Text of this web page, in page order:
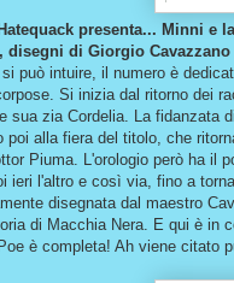
presenta... Minni e
disegni di Giorgio Cavazzano
può intuire, il numero è
Si inizia dal ritorno dei
sua zia Cordelia. La fidanzata
poi alla fiera del titolo, che
Piuma. L'orologio però ha il
ieri l'altro e così via, fino a
disegnata dal maestro
di Macchia Nera. E qui è in
è completa! Ah viene citato